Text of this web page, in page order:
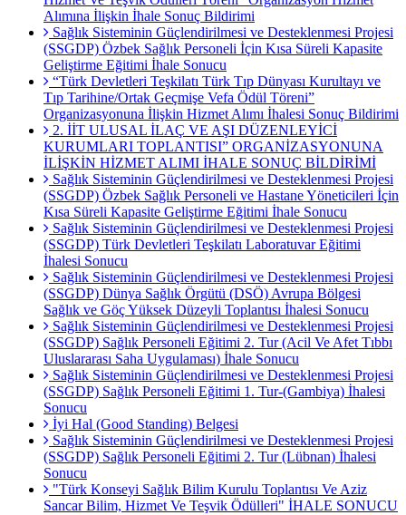
Alımına İlişkin İhale Sonuç Bildirimi
Sağlık Sisteminin Güçlendirilmesi ve Desteklenmesi Projesi
(SSGDP) Özbek Sağlık Personeli İçin Kısa Süreli Kapasite
Geliştirme Eğitimi İhale Sonucu
“Türk Devletleri Teşkilatı Türk Tıp Dünyası Kurultayı ve
Tıp Tarihine/Ortak Geçmişe Vefa Ödül Töreni”
Organizasyonuna İlişkin Hizmet Alımı İhalesi Sonuç Bildirimi
2. İİT ULUSAL İLAÇ VE AŞI DÜZENLEYİCİ
KURUMLARI TOPLANTISI” ORGANİZASYONUNA
İLİŞKİN HİZMET ALIMI İHALE SONUÇ BİLDİRİMİ
Sağlık Sisteminin Güçlendirilmesi ve Desteklenmesi Projesi
(SSGDP) Özbek Sağlık Personeli ve Hastane Yöneticileri İçin
Kısa Süreli Kapasite Geliştirme Eğitimi İhale Sonucu
Sağlık Sisteminin Güçlendirilmesi ve Desteklenmesi Projesi
(SSGDP) Türk Devletleri Teşkilatı Laboratuvar Eğitimi
İhalesi Sonucu
Sağlık Sisteminin Güçlendirilmesi ve Desteklenmesi Projesi
(SSGDP) Dünya Sağlık Örgütü (DSÖ) Avrupa Bölgesi
Sağlık ve Göç Yüksek Düzeyli Toplantısı İhalesi Sonucu
Sağlık Sisteminin Güçlendirilmesi ve Desteklenmesi Projesi
(SSGDP) Sağlık Personeli Eğitimi 2. Tur (Acil Ve Afet Tıbbı
Uluslararası Saha Uygulaması) İhale Sonucu
Sağlık Sisteminin Güçlendirilmesi ve Desteklenmesi Projesi
(SSGDP) Sağlık Personeli Eğitimi 1. Tur-(Gambiya) İhalesi
Sonucu
İyi Hal (Good Standing) Belgesi
Sağlık Sisteminin Güçlendirilmesi ve Desteklenmesi Projesi
(SSGDP) Sağlık Personeli Eğitimi 2. Tur (Lübnan) İhalesi
Sonucu
"Türk Konseyi Sağlık Bilim Kurulu Toplantısı Ve Aziz
Sancar Bilim, Hizmet Ve Teşvik Ödülleri" İHALE SONUCU